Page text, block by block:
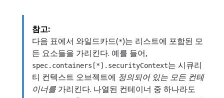
참고:
다음 표에서 와일드카드(*)는 리스트에 포함된 모
든 요소들을 가리킨다. 예를 들어,
spec.containers[*].securityContext는 시큐리
티 컨텍스트 오브젝트에 정의되어 있는 모든 컨테
이너를 가리킨다. 나열된 컨테이너 중 하나라도